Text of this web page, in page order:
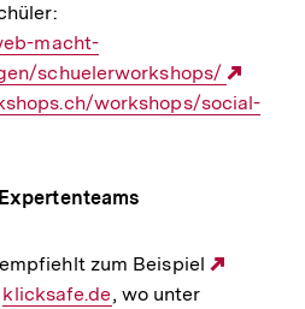
macht-
schuelerworkshops/
Link:
workshops/social-
zum Beispiel
Externer
klicksafe.de, wo unter